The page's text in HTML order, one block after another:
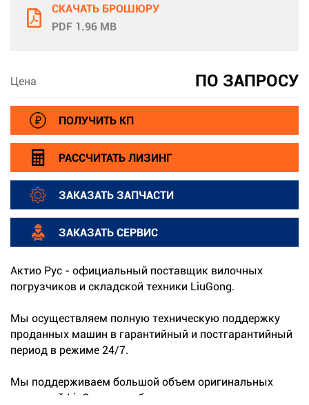
СКАЧАТЬ БРОШЮРУ
PDF 1.96 MB
Цена ПО ЗАПРОСУ
ПОЛУЧИТЬ КП
РАССЧИТАТЬ ЛИЗИНГ
ЗАКАЗАТЬ ЗАПЧАСТИ
ЗАКАЗАТЬ СЕРВИС
Актио Рус - официальный поставщик вилочных
погрузчиков и складской техники LiuGong.
Мы осуществляем полную техническую поддержку
проданных машин в гарантийный и постгарантийный
период в режиме 24/7.
Мы поддерживаем большой объем оригинальных
запчастей LiuGong на собственных складах.